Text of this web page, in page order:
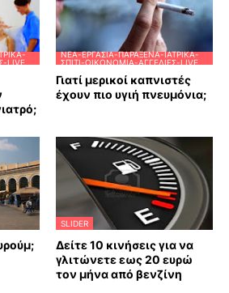
LIVE
ΝΈΑ-ΕΡΓΑΣΊΑ-ΠΑΡΆΞΕΝΑ-ΙΑΤΡΙΚΆ-
ΣΠΊΤΙ-ΟΙΚΟΝΟΜΊΑ-ΑΓΓΕΛΊΕΣ-LIVE
Γιατί μερικοί καπνιστές
έχουν πιο υγιή πνευμόνια;
SLIDER
Δείτε 10 κινήσεις για να
γλιτώνετε εως 20 ευρώ
τον μήνα από βενζίνη